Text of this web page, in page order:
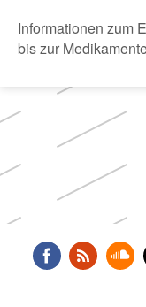
Informationen zum
bis zur